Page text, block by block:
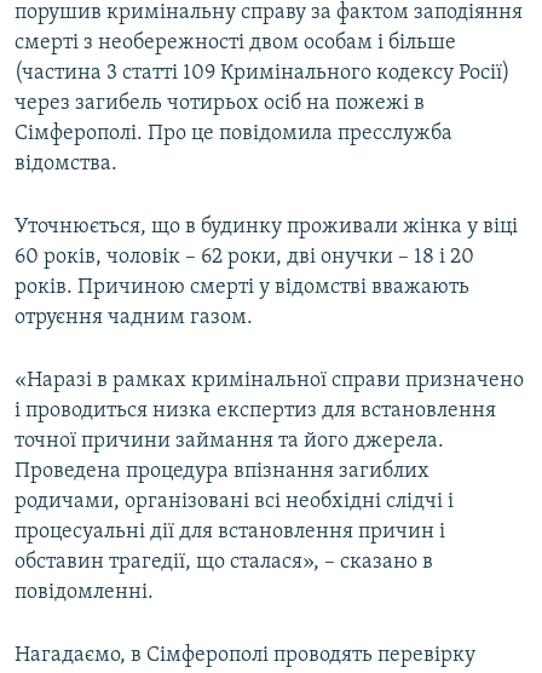
Усі сайти RFE/RL
порушив кримінальну справу за фактом заподіяння
смерті з необережності двом особам і більше
(частина 3 статті 109 Кримінального кодексу Росії)
через загибель чотирьох осіб на пожежі в
Сімферополі. Про це повідомила пресслужба
відомства.
Уточнюється, що в будинку проживали жінка у віці
60 років, чоловік – 62 роки, дві онучки – 18 і 20
років. Причиною смерті у відомстві вважають
отруєння чадним газом.
«Наразі в рамках кримінальної справи призначено
і проводиться низка експертиз для встановлення
точної причини займання та його джерела.
Проведена процедура впізнання загиблих
родичами, організовані всі необхідні слідчі і
процесуальні дії для встановлення причин і
обставин трагедії, що сталася», – сказано в
повідомленні.
Нагадаємо, в Сімферополі проводять перевірку